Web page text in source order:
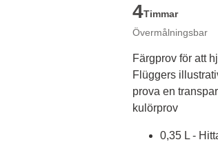
4Timmar
Övermålningsbar
Färgprov för att
Flüggers
prova en
kulörprov
0,35 L -